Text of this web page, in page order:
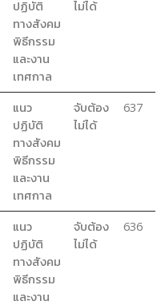
ปฏิบัติ
ทางสังคม
พิธีกรรม
และงาน
เทศกาล
ไม่ได้
แนว
ปฏิบัติ
ทางสังคม
พิธีกรรม
และงาน
เทศกาล
จับต้อง
ไม่ได้
637
แนว
ปฏิบัติ
ทางสังคม
พิธีกรรม
และงาน
จับต้อง
ไม่ได้
636